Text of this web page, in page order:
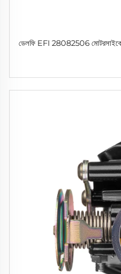
ডেলফি EFI 28082506